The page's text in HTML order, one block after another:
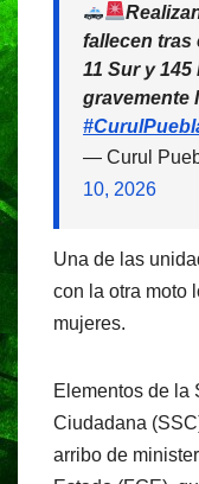
fallecen tras
11 Sur y
gravemente
— Curul
10, 2026
Una de las
con la otra moto
mujeres.
Elementos de la
Ciudadana
arribo de